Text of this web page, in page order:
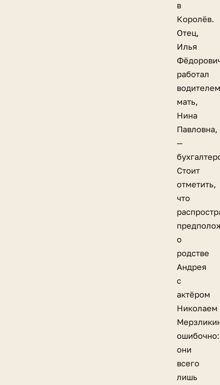
в
Королёв.
Отец,
Илья
работал
мать,
Нина
Павловна,
—
Стоит
отметить,
что
о
родстве
Андрея
с
актёром
Николаем
ошибочно:
они
всего
лишь